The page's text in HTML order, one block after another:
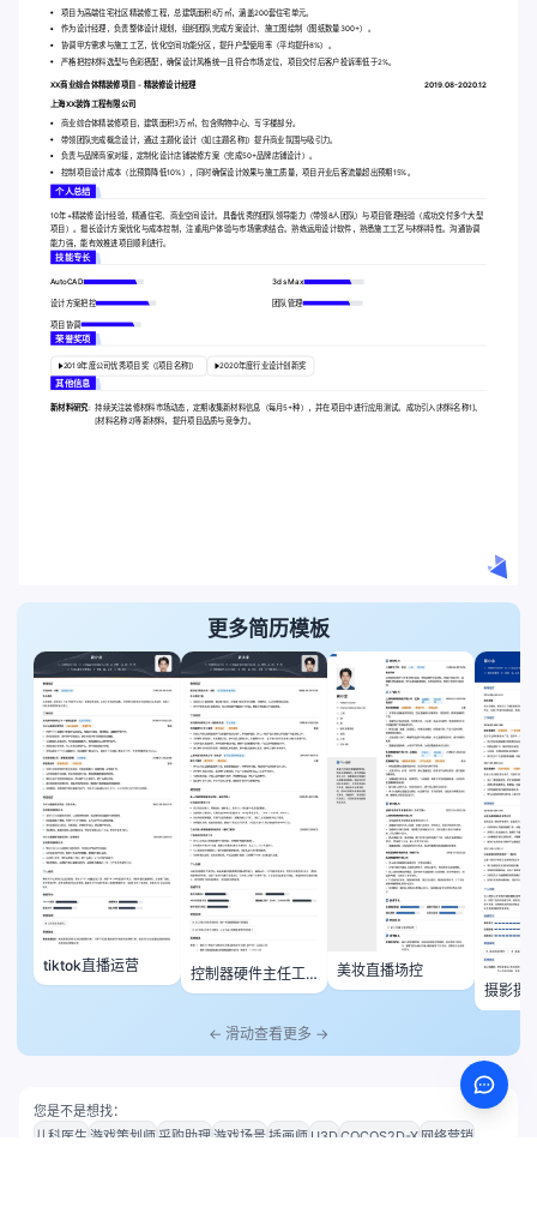
项目为高端住宅社区精装修工程，总建筑面积8万㎡，涵盖200套住宅单元。
作为设计经理，负责整体设计规划，组织团队完成方案设计、施工图绘制（图纸数量300+）。
协调甲方需求与施工工艺，优化空间功能分区，提升户型使用率（平均提升8%）。
严格把控材料选型与色彩搭配，确保设计风格统一且符合市场定位，项目交付后客户投诉率低于2%。
XX商业综合体精装修项目 - 精装修设计经理 2019.08-2020.12
上海XX装饰工程有限公司
商业综合体精装修项目，建筑面积3万㎡，包含购物中心、写字楼部分。
带领团队完成概念设计，通过主题化设计（如[主题名称]）提升商业氛围与吸引力。
负责与品牌商家对接，定制化设计店铺装修方案（完成50+品牌店铺设计）。
控制项目设计成本（比预算降低10%），同时确保设计效果与施工质量，项目开业后客流量超出预期15%。
个人总结
10年+精装修设计经验，精通住宅、商业空间设计。具备优秀的团队领导能力（带领8人团队）与项目管理经验（成功交付多个大型
项目）。擅长设计方案优化与成本控制，注重用户体验与市场需求结合。熟练运用设计软件，熟悉施工工艺与材料特性。沟通协调
能力强，能有效推进项目顺利进行。
技能专长
AutoCAD 3ds Max
设计方案把控 团队管理
项目协调
荣誉奖项
2019年度公司优秀项目奖（[项目名称]） 2020年度行业设计创新奖
其他信息
新材料研究: 持续关注装修材料市场动态，定期收集新材料信息（每月5+种），并在项目中进行应用测试。成功引入[材料名称1]、
[材料名称2]等新材料，提升项目品质与竞争力。
更多简历模板
tiktok直播运营
控制器硬件主任工
程师
美妆直播场控
摄影摄
← 滑动查看更多 →
您是不是想找：
儿科医生 游戏策划师采购助理游戏场景插画师 U3DCOCOS2D-X 网络营销